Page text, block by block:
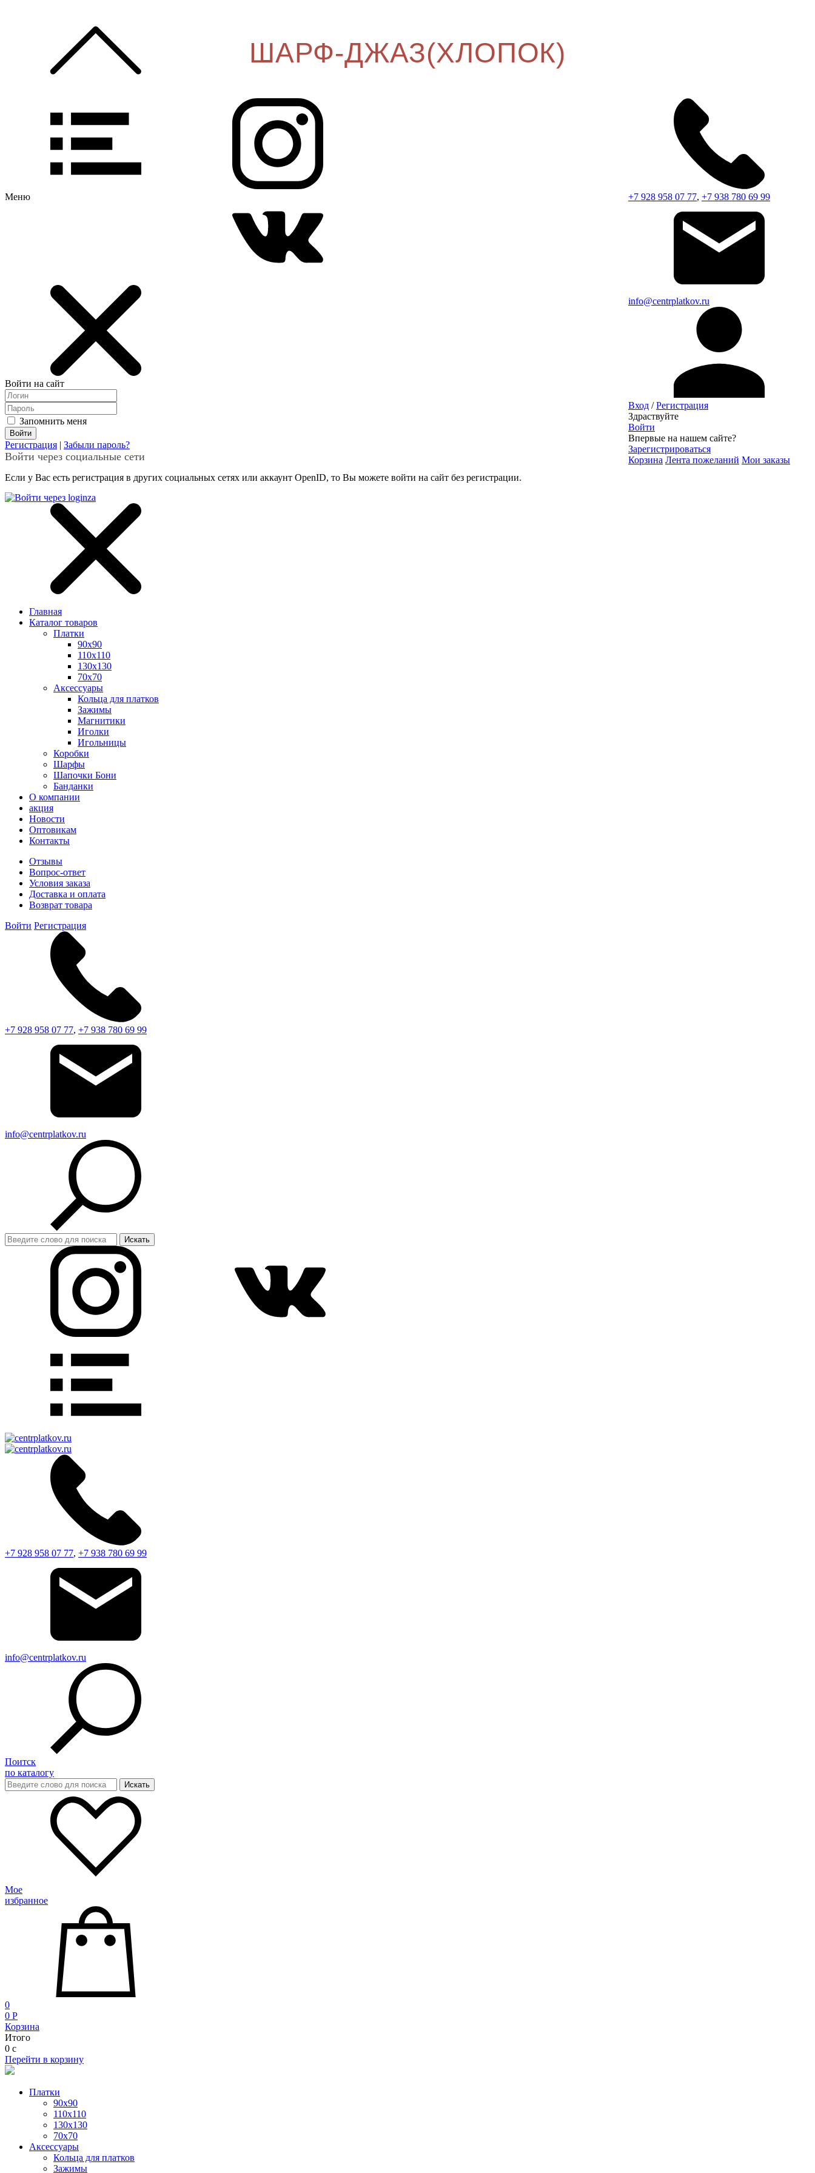
Меню +7 928 958 07 77, +7 938 780 69 99
info@centrplatkov.ru
Вход /Регистрация
Здраствуйте
Войти
Впервые на нашем сайте?
Зарегистрироваться
Корзина Лента пожеланий Мои заказы
Войти на сайт
Запомнить меня
Регистрация | Забыли пароль?
Войти через социальные сети
Если у Вас есть регистрация в других социальных сетях или аккаунт OpenID, то Вы можете войти на сайт без регистрации.
Главная
Каталог товаров
Платки
90x90
110x110
130x130
70х70
Аксессуары
Кольца для платков
Зажимы
Магнитики
Иголки
Игольницы
Коробки
Шарфы
Шапочки Бони
Банданки
О компании
акция
Новости
Оптовикам
Контакты
Отзывы
Вопрос-ответ
Условия заказа
Доставка и оплата
Возврат товара
Войти Регистрация
+7 928 958 07 77, +7 938 780 69 99
info@centrplatkov.ru
+7 928 958 07 77, +7 938 780 69 99
info@centrplatkov.ru
Поитск
по каталогу
Мое
избранное
0
0 P
Корзина
Итого
0 c
Перейти в корзину
Платки
90x90
110x110
130x130
70х70
Аксессуары
Кольца для платков
Зажимы
ШАРФ-ДЖАЗ(ХЛОПОК)